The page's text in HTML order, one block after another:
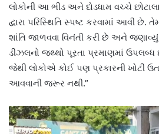
લોકોની આ ભીડ અને દોડધામ વચ્ચે
દ્વારા પરિસ્થિતિ સ્પષ્ટ કરવામાં આવી છે.
શાંતિ જાળવવા વિનંતી કરી છે અને
ડીઝલનો જથ્થો પૂરતા પ્રમાણમાં ઉપલબ્ધ
જેથી લોકોએ કોઈ પણ પ્રકારની ખોટી
આવવાની જરૂર નથી.”